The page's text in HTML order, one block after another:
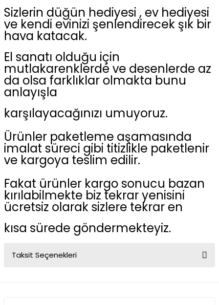
Sizlerin düğün hediyesi , ev hediyesi
ve kendi evinizi şenlendirecek şık bir
hava katacak.
El sanatı olduğu için
mutlakarenklerde ve desenlerde az
da olsa farklıklar olmakta bunu
anlayışla
karşılayacağınızı umuyoruz.
Ürünler paketleme aşamasında
imalat süreci gibi titizlikle paketlenir
ve kargoya teslim edilir.
Fakat ürünler kargo sonucu bazan
kırılabilmekte biz tekrar yenisini
ücretsiz olarak sizlere tekrar en
kısa sürede göndermekteyiz.
Taksit Seçenekleri